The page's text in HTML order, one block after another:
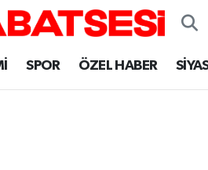
SPOR ÖZEL HABER